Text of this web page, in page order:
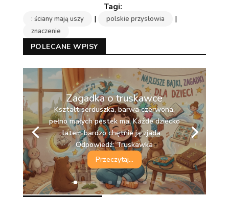
: ściany mają uszy | polskie przysłowia |
znaczenie
POLECANE WPISY
Zagadka o truskawce
Kształt serduszka, barwa czerwona,
pełno małych pestek ma. Każde dziecko
latem bardzo chętnie ją zjada.
Odpowiedź: Truskawka
Przeczytaj...